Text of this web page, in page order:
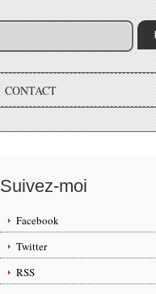
CONTACT
Suivez-moi
Facebook
Twitter
RSS